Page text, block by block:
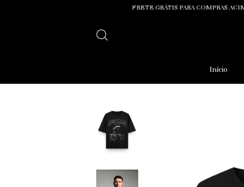
FRETE GRÁTIS PARA COMPRAS ACIMA DE R$399,00
Início